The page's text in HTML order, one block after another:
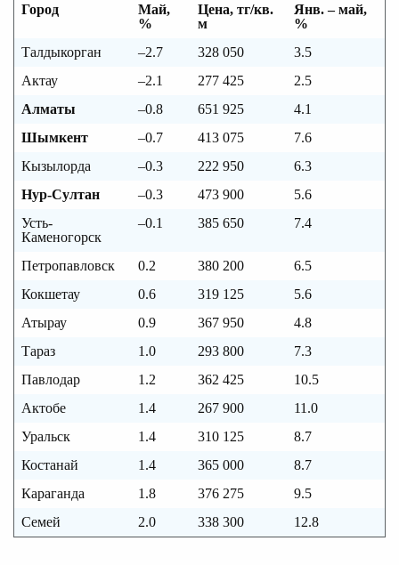
Город
Май,
%
Цена, тг/кв.
м
Янв. – май,
%
Талдыкорган
–2.7 328 050
3.5
Актау
–2.1 277 425
2.5
Алматы
–0.8 651 925
4.1
Шымкент
–0.7 413 075
7.6
Кызылорда
–0.3 222 950
6.3
Нур-Султан
–0.3 473 900
5.6
Усть-
Каменогорск
–0.1 385 650 7.4
Петропавловск 0.2 380 200
6.5
Кокшетау
0.6 319 125
5.6
Атырау
0.9 367 950
4.8
Тараз
1.0 293 800
7.3
Павлодар
1.2 362 425
10.5
Актобе
1.4 267 900
11.0
Уральск
1.4 310 125
8.7
Костанай
1.4 365 000
8.7
Караганда
1.8 376 275
9.5
Семей
2.0 338 300 12.8